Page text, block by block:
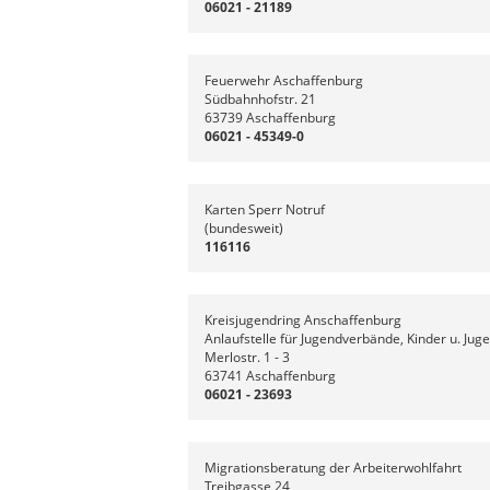
06021 - 21189
Feuerwehr Aschaffenburg
Südbahnhofstr. 21
63739 Aschaffenburg
06021 - 45349-0
Karten Sperr Notruf
(bundesweit)
116116
Kreisjugendring Anschaffenburg
Anlaufstelle für Jugendverbände, Kinder u.
Merlostr. 1 - 3
63741 Aschaffenburg
06021 - 23693
Migrationsberatung der Arbeiterwohlfahrt
Treibgasse 24